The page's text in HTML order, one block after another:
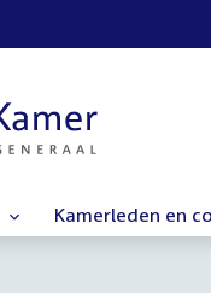
Kamerleden en